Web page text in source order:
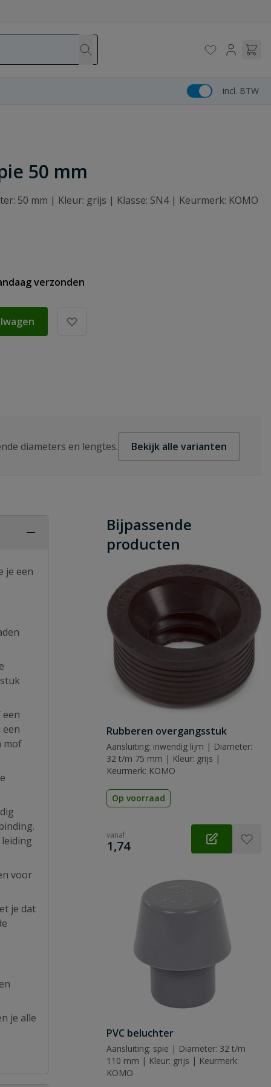
incl. BTW
50 mm
50 mm | Kleur: grijs | Klasse: SN4 | Keurmerk: KOMO
verzonden
diameters en lengtes. Bekijk alle varianten
je een
een
een
mof
voor
je dat
je alle
Bijpassende
producten
Rubberen overgangsstuk
Aansluiting: inwendig lijm | Diameter:
32 t/m 75 mm | Kleur: grijs |
Keurmerk: KOMO
Op voorraad
vanaf
€
1,74
PVC beluchter
Aansluiting: spie | Diameter: 32 t/m
110 mm | Kleur: grijs | Keurmerk:
KOMO